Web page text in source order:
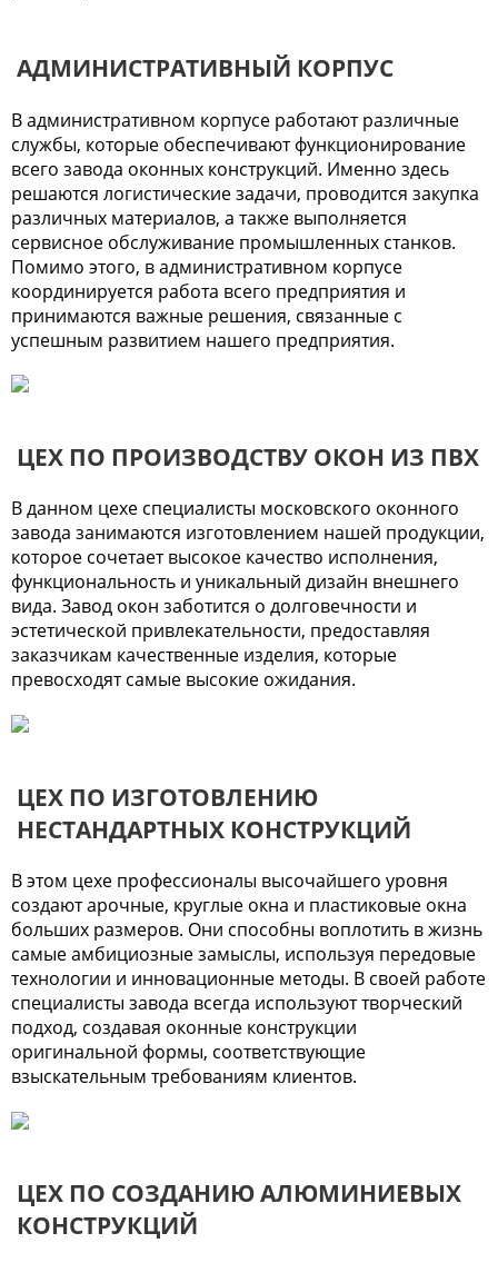
АДМИНИСТРАТИВНЫЙ КОРПУС
В административном корпусе работают различные
службы, которые обеспечивают функционирование
всего завода оконных конструкций. Именно здесь
решаются логистические задачи, проводится закупка
различных материалов, а также выполняется
сервисное обслуживание промышленных станков.
Помимо этого, в административном корпусе
координируется работа всего предприятия и
принимаются важные решения, связанные с
успешным развитием нашего предприятия.
ЦЕХ ПО ПРОИЗВОДСТВУ ОКОН ИЗ ПВХ
В данном цехе специалисты московского оконного
завода занимаются изготовлением нашей продукции,
которое сочетает высокое качество исполнения,
функциональность и уникальный дизайн внешнего
вида. Завод окон заботится о долговечности и
эстетической привлекательности, предоставляя
заказчикам качественные изделия, которые
превосходят самые высокие ожидания.
ЦЕХ ПО ИЗГОТОВЛЕНИЮ
НЕСТАНДАРТНЫХ КОНСТРУКЦИЙ
В этом цехе профессионалы высочайшего уровня
создают арочные, круглые окна и пластиковые окна
больших размеров. Они способны воплотить в жизнь
самые амбициозные замыслы, используя передовые
технологии и инновационные методы. В своей работе
специалисты завода всегда используют творческий
подход, создавая оконные конструкции
оригинальной формы, соответствующие
взыскательным требованиям клиентов.
ЦЕХ ПО СОЗДАНИЮ АЛЮМИНИЕВЫХ
КОНСТРУКЦИЙ